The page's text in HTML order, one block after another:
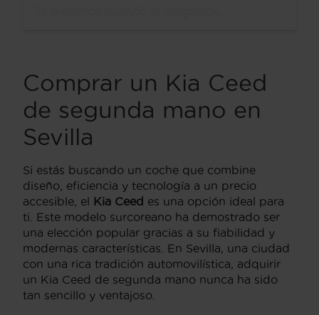
Comprar un Kia Ceed
de segunda mano en
Sevilla
Si estás buscando un coche que combine
diseño, eficiencia y tecnología a un precio
accesible, el Kia Ceed es una opción ideal para
ti. Este modelo surcoreano ha demostrado ser
una elección popular gracias a su fiabilidad y
modernas características. En Sevilla, una ciudad
con una rica tradición automovilística, adquirir
un Kia Ceed de segunda mano nunca ha sido
tan sencillo y ventajoso.